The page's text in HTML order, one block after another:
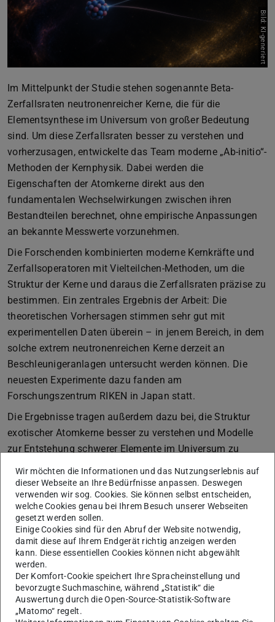
Bild: KI-generiert
Im Mittelpunkt der Studie stehen sogenannte Beta-
Zerfallsraten neutronenreicher Kerne, die für die
Elementsynthese im Universum von großer Bedeutung
sind. Um diese Zerfallsraten besser zu verstehen und
vorherzusagen, entwickelte das Team moderne „Ab-initio“-
Methoden der Kernphysik. Dabei werden die
Eigenschaften der Atomkerne direkt aus den
fundamentalen Wechselwirkungen zwischen ihren
Bestandteilen berechnet, ohne empirische Anpassungen
an bekannte Messwerte vorzunehmen.
Die Forschenden kombinierten moderne Kernkräfte und
Zerfallsoperatoren mit Vielteilchen-Methoden, um die
Struktur der Kerne und daraus die Zerfallsraten präzise zu
bestimmen. Ein zentrales Ergebnis der Arbeit: Die
theoretischen Vorhersagen stimmen sehr gut mit
experimentellen Daten überein – in jenem Bereich, in dem
solche extrem neutronenreichen Kerne derzeit an
Beschleunigeranlagen untersucht werden können. Die
neuesten Experimente dazu fanden am
Forschungszentrum RIKEN in Japan statt.
Die Ergebnisse tragen außerdem dazu bei, die Struktur
exotischer Atomkerne besser zu verstehen und Modelle
zur Entstehung schwerer Elemente im Universum zu
verbessern.
Durchgeführt wurden die Arbeiten von Dr. Zhen Li,
Postdoktorand in der Arbeitsgruppe von
Professor
Achim Schwenk(wird in neuem Tab geöffnet)
an der TU Darmstadt. Co-Autor ist
Takayuki Miyagi, ehemaliger Postdoktorand der Gruppe,
der inzwischen auf eine Professur an der University of
Tsukuba in Japan berufen wurde. Gefördert wurde die
Forschung durch den ERC Advanced Grant „EUSTRONG“.
Wir möchten die Informationen und das Nutzungserlebnis auf
dieser Webseite an Ihre Bedürfnisse anpassen. Deswegen
verwenden wir sog. Cookies. Sie können selbst entscheiden,
welche Cookies genau bei Ihrem Besuch unserer Webseiten
gesetzt werden sollen.
Einige Cookies sind für den Abruf der Website notwendig,
damit diese auf Ihrem Endgerät richtig anzeigen werden
kann. Diese essentiellen Cookies können nicht abgewählt
werden.
Der Komfort-Cookie speichert Ihre Spracheinstellung und
bevorzugte Suchmaschine, während „Statistik“ die
Auswertung durch die Open-Source-Statistik-Software
„Matomo“ regelt.